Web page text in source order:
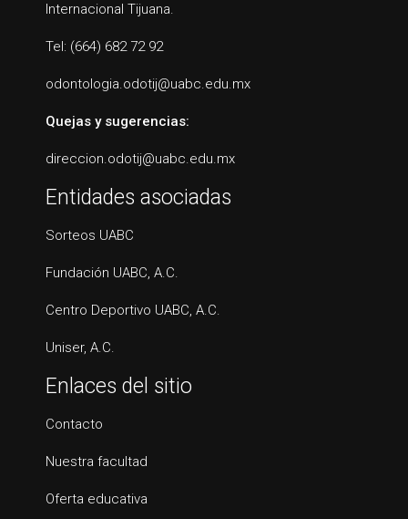
Internacional Tijuana.
Tel: (664) 682 72 92
odontologia.odotij@uabc.edu.mx
Quejas y sugerencias:
direccion.odotij@uabc.edu.mx
Entidades asociadas
Sorteos UABC
Fundación UABC, A.C.
Centro Deportivo UABC, A.C.
Uniser, A.C.
Enlaces del sitio
Contacto
Nuestra facultad
Oferta educativa